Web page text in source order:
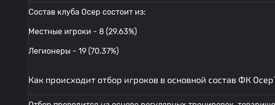
Состав клуба Осер состоит из:
Местные игроки - 8 (29.63%)
Легионеры - 19 (70.37%)
Как происходит отбор игроков в основной состав ФК